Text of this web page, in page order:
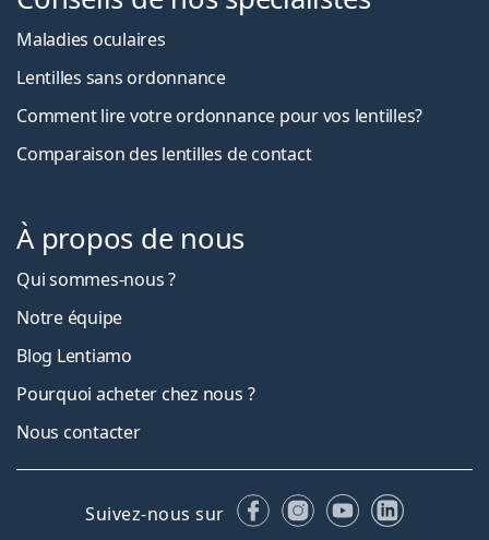
Maladies oculaires
Lentilles sans ordonnance
Comment lire votre ordonnance pour vos lentilles?
Comparaison des lentilles de contact
À propos de nous
Qui sommes-nous ?
Notre équipe
Blog Lentiamo
Pourquoi acheter chez nous ?
Nous contacter
Suivez-nous sur FacebookInstagram
YouTubeLinkedIn